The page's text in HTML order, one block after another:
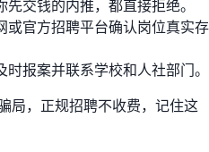
交钱的内推，都直接拒绝。
或官方招聘平台确认岗位真实存
报案并联系学校和人社部门。
局，正规招聘不收费，记住这